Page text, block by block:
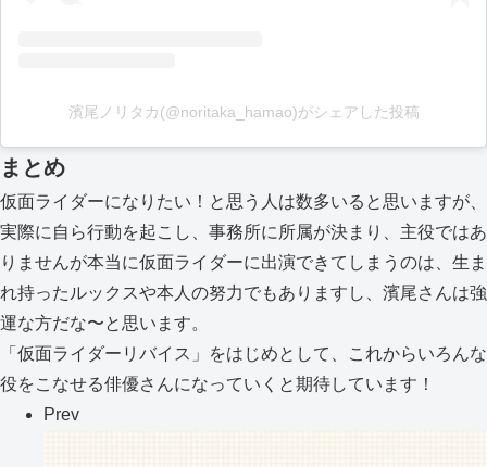
濱尾ノリタカ(@noritaka_hamao)がシェアした投稿
まとめ
仮面ライダーになりたい！と思う人は数多いると思いますが、
実際に自ら行動を起こし、事務所に所属が決まり、主役ではあ
りませんが本当に仮面ライダーに出演できてしまうのは、生ま
れ持ったルックスや本人の努力でもありますし、濱尾さんは強
運な方だな〜と思います。
「仮面ライダーリバイス」をはじめとして、これからいろんな
役をこなせる俳優さんになっていくと期待しています！
Prev